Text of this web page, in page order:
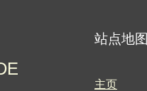
站点地图
主页